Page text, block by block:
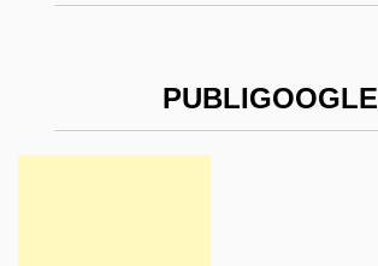
PUBLIGOOGLE